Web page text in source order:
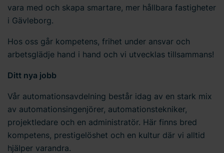
vara med och skapa smartare, mer hållbara fastigheter
i Gävleborg.
Hos oss går kompetens, frihet under ansvar och
arbetsglädje hand i hand och vi utvecklas tillsammans!
Ditt nya jobb
Vår automationsavdelning består idag av en stark mix
av automationsingenjörer, automationstekniker,
projektledare och en administratör. Här finns bred
kompetens, prestigelöshet och en kultur där vi alltid
hjälper varandra.